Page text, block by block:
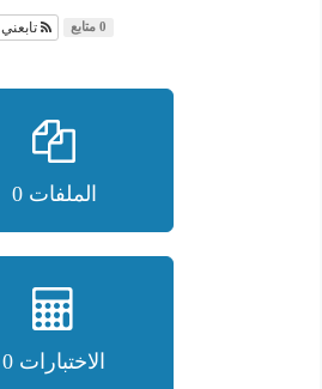
0 متابع تابعني
الملفات 0
الاختبارات 0